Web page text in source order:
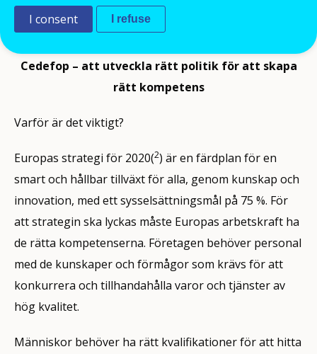
yrkesutbildningspolitiken på ett relevant sätt i
unionen.
Cedefop – att utveckla rätt politik för att skapa
rätt kompetens
Varför är det viktigt?
Europas strategi för 2020(2) är en färdplan för en
smart och hållbar tillväxt för alla, genom kunskap och
innovation, med ett sysselsättningsmål på 75 %. För
att strategin ska lyckas måste Europas arbetskraft ha
de rätta kompetenserna. Företagen behöver personal
med de kunskaper och förmågor som krävs för att
konkurrera och tillhandahålla varor och tjänster av
hög kvalitet.
Människor behöver ha rätt kvalifikationer för att hitta
I consent I refuse